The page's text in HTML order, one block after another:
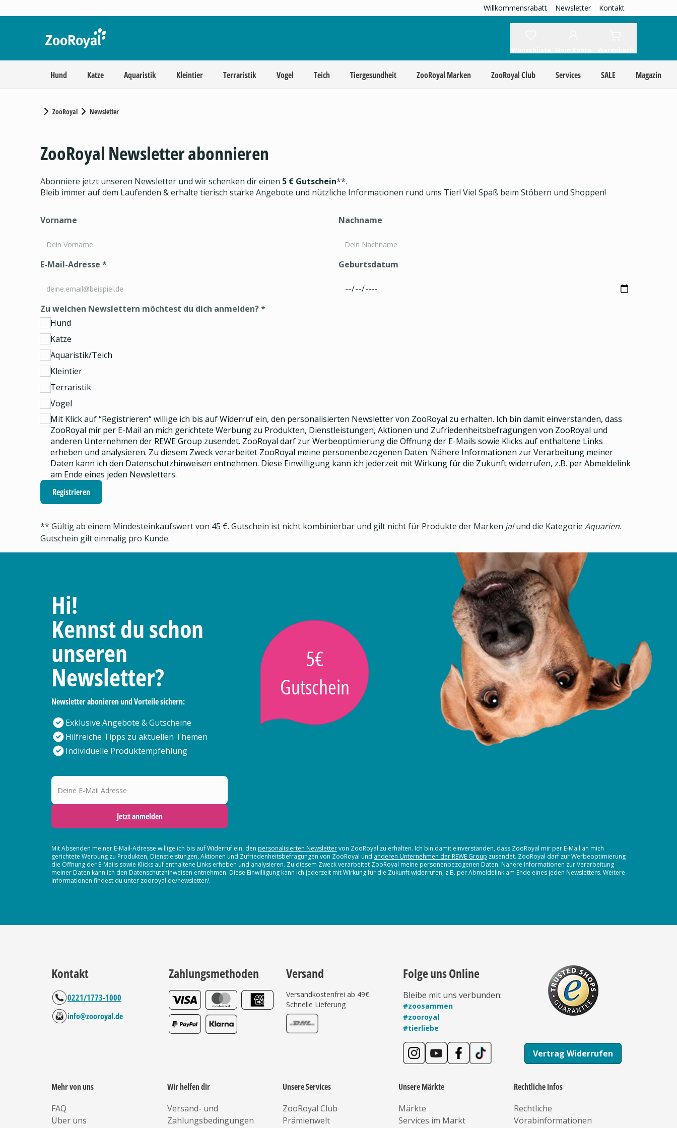
Willkommensrabatt Newsletter Kontakt
Hund Katze Aquaristik Kleintier Terraristik Vogel Teich Tiergesundheit ZooRoyal Marken ZooRoyal Club Services SALE Magazin
ZooRoyal Newsletter
ZooRoyal Newsletter abonnieren
Abonniere jetzt unseren Newsletter und wir schenken dir einen 5 € Gutschein**.
Bleib immer auf dem Laufenden & erhalte tierisch starke Angebote und nützliche Informationen rund ums Tier! Viel Spaß beim Stöbern und Shoppen!
Vorname Nachname
E-Mail-Adresse * Geburtsdatum
Zu welchen Newslettern möchtest du dich anmelden?*
Hund
Katze
Aquaristik/Teich
Kleintier
Terraristik
Vogel
Mit Klick auf “Registrieren“ willige ich bis auf Widerruf ein, den personalisierten Newslettervon ZooRoyal zu erhalten. Ich bin damit einverstanden, dass
ZooRoyal mir per E-Mail an mich gerichtete Werbung zu Produkten, Dienstleistungen, Aktionen und Zufriedenheitsbefragungen von ZooRoyal und
anderen Unternehmen der REWE Group zusendet. ZooRoyal darf zur Werbeoptimierung die Öffnung der E-Mails sowie Klicks auf enthaltene Links
erheben und analysieren. Zu diesem Zweck verarbeitet ZooRoyal meine personenbezogenen Daten. Nähere Informationen zur Verarbeitung meiner
Daten kann ich den Datenschutzhinweisen entnehmen. Diese Einwilligung kann ich jederzeit mit Wirkung für die Zukunft widerrufen, z.B. per Abmeldelink
am Ende eines jeden Newsletters.
Registrieren
** Gültig ab einem Mindesteinkaufswert von 45 €. Gutschein ist nicht kombinierbar und gilt nicht für Produkte der Marken ja!und die Kategorie Aquarien.
Gutschein gilt einmalig pro Kunde.
Hi!
Kennst du schon
unseren
Newsletter?
Newsletter abonieren und Vorteile sichern:
Exklusive Angebote & Gutscheine
Hilfreiche Tipps zu aktuellen Themen
Individuelle Produktempfehlung
5€
Gutschein
Deine E-Mail Adresse
Jetzt anmelden
Mit Absenden meiner E-Mail-Adresse willige ich bis auf Widerruf ein, den personalisierten Newslettervon ZooRoyal zu erhalten. Ich bin damit einverstanden, dass ZooRoyal mir per E-Mail an mich
gerichtete Werbung zu Produkten, Dienstleistungen, Aktionen und Zufriedenheitsbefragungen von ZooRoyal und anderen Unternehmen der REWE Group zusendet. ZooRoyal darf zur Werbeoptimierung
die Öffnung der E-Mails sowie Klicks auf enthaltene Links erheben und analysieren. Zu diesem Zweck verarbeitet ZooRoyal meine personenbezogenen Daten. Nähere Informationen zur Verarbeitung
meiner Daten kann ich den Datenschutzhinweisen entnehmen. Diese Einwilligung kann ich jederzeit mit Wirkung für die Zukunft widerrufen, z.B. per Abmeldelink am Ende eines jeden Newsletters. Weitere
Informationen findest du unter zooroyal.de/newsletter/.
Kontakt
0221/1773-1000
info@zooroyal.de
Zahlungsmethoden Versand
Versandkostenfrei ab 49€
Schnelle Lieferung
Folge uns Online
Bleibe mit uns verbunden:
#zoosammen
#zooroyal
#tierliebe
Vertrag Widerrufen
Mehr von uns
FAQ
Über uns
Wir helfen dir
Versand- und
Zahlungsbedingungen
Unsere Services
ZooRoyal Club
Prämienwelt
Unsere Märkte
Märkte
Services im Markt
Rechtliche Infos
Rechtliche
Vorabinformationen